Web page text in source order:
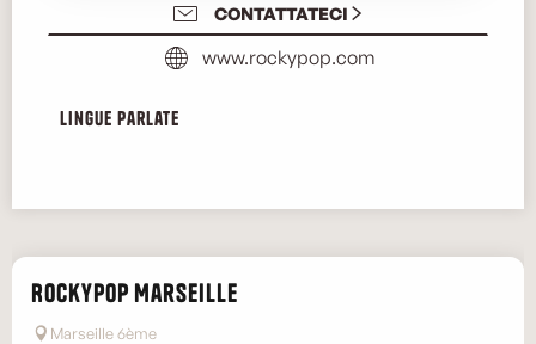
CONTATTATECI
www.rockypop.com
Lingue parlate
Lingue parlate
RockyPop Marseille
Marseille 6ème